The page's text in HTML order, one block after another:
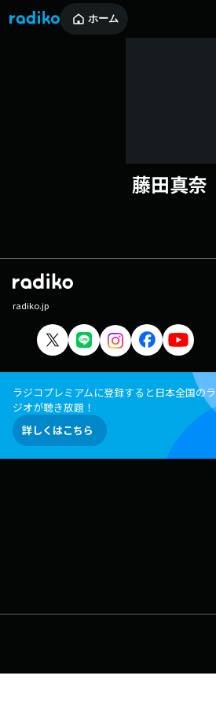
ホーム
藤田真奈
radiko.jp
ラジコプレミアムに登録すると日本全国のラ
ジオが聴き放題！
詳しくはこちら